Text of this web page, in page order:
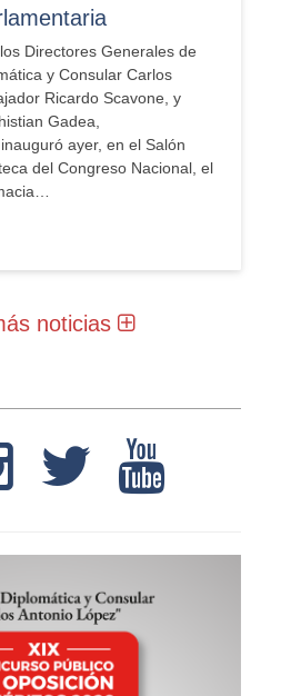
Directores Generales de
y Consular Carlos
Ricardo Scavone, y
Gadea,
ayer, en el Salón
del Congreso Nacional, el
noticias